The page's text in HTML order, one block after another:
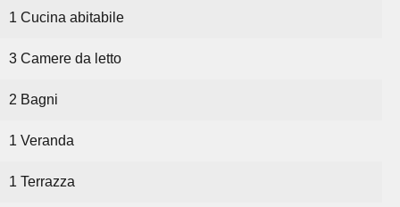
1 Cucina abitabile
3 Camere da letto
2 Bagni
1 Veranda
1 Terrazza